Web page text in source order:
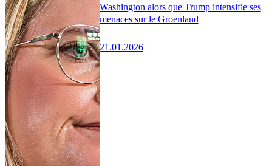
Washington alors que Trump intensifie ses
menaces sur le Groenland
21.01.2026